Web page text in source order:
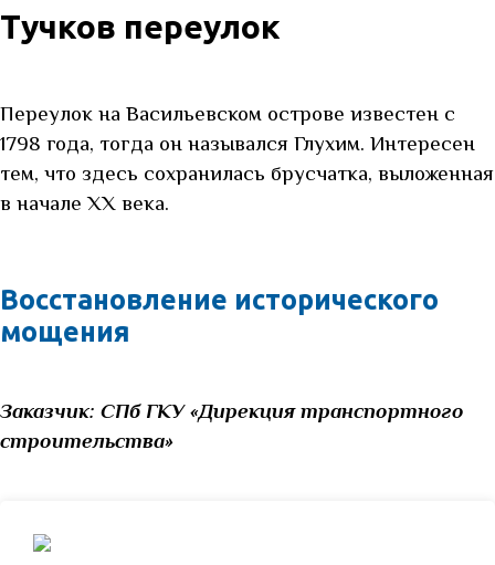
Тучков переулок
Переулок на Васильевском острове известен с
1798 года, тогда он назывался Глухим. Интересен
тем, что здесь сохранилась брусчатка, выложенная
в начале ХХ века.
Восстановление исторического
мощения
Заказчик: СПб ГКУ «Дирекция транспортного
строительства»